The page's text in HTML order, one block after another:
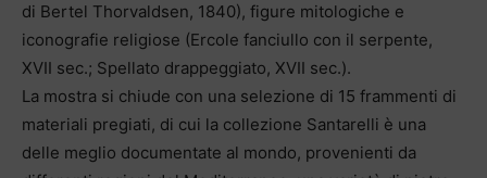
di Bertel Thorvaldsen, 1840), figure mitologiche e
iconografie religiose (Ercole fanciullo con il serpente,
XVII sec.; Spellato drappeggiato, XVII sec.).
La mostra si chiude con una selezione di 15 frammenti di
materiali pregiati, di cui la collezione Santarelli è una
delle meglio documentate al mondo, provenienti da